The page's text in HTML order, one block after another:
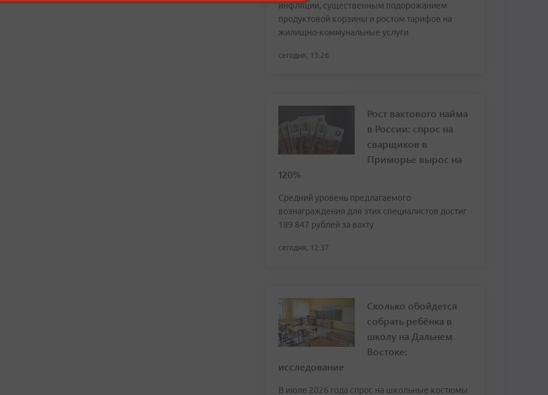
инфляции, существенным подорожанием
продуктовой корзины и ростом тарифов на
жилищно-коммунальные услуги
сегодня, 13:26
Рост вахтового найма
в России: спрос на
сварщиков в
Приморье вырос на
120%
Средний уровень предлагаемого
вознаграждения для этих специалистов достиг
189 847 рублей за вахту
сегодня, 12:37
Сколько обойдется
собрать ребёнка в
школу на Дальнем
Востоке:
исследование
В июле 2026 года спрос на школьные костюмы